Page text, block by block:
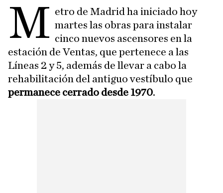
M etro de Madrid ha iniciado hoy
martes las obras para instalar
cinco nuevos ascensores en la
estación de Ventas, que pertenece a las
Líneas 2 y 5, además de llevar a cabo la
rehabilitación del antiguo vestíbulo que
permanece cerrado desde 1970.